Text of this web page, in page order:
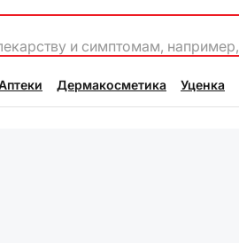
и симптомам, например,
Дермакосметика Уценка